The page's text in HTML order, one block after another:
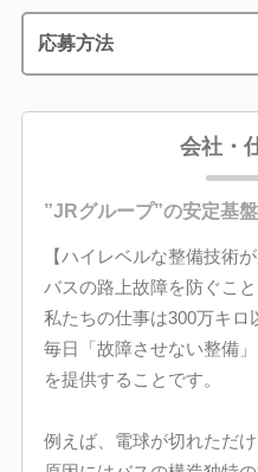
応募方法
会社・
”JRグループ”の安定基
【ハイレベルな整備技術
バスの路上故障を防ぐこ
私たちの仕事は300万キロ
毎日「故障させない整備
を提供することです。
例えば、電球が切れただけ